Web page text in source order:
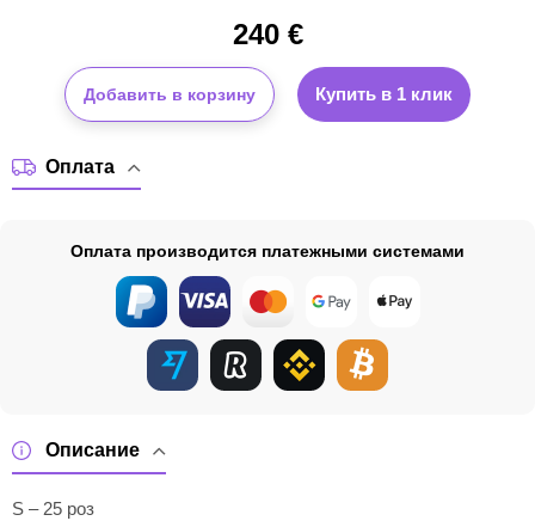
240€
Добавить в корзину Купить в 1 клик
Описание
S – 25 роз
Оплата
Оплата производится платежными системами